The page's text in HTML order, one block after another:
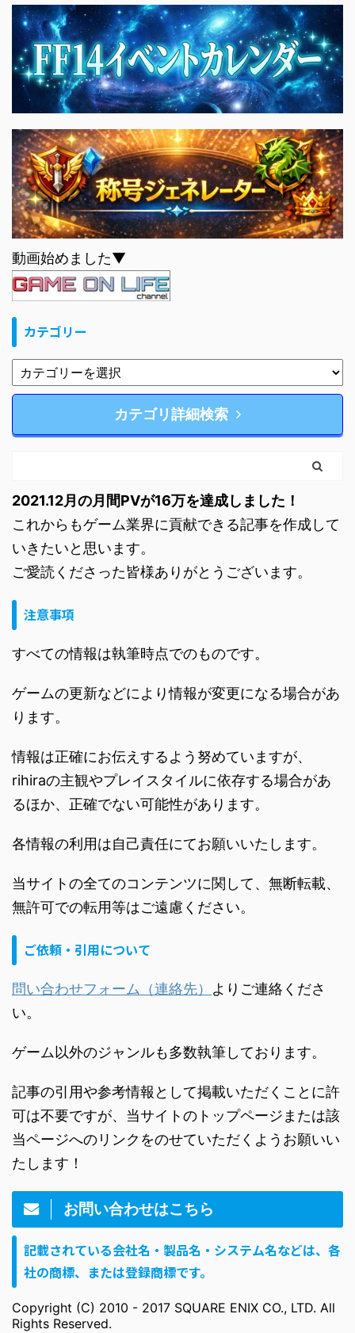
動画始めました▼
カテゴリー
カテゴリ詳細検索
2021.12月の月間PVが16万を達成しました！
これからもゲーム業界に貢献できる記事を作成して
いきたいと思います。
ご愛読くださった皆様ありがとうございます。
注意事項
すべての情報は執筆時点でのものです。
ゲームの更新などにより情報が変更になる場合があ
ります。
情報は正確にお伝えするよう努めていますが、
rihiraの主観やプレイスタイルに依存する場合があ
るほか、正確でない可能性があります。
各情報の利用は自己責任にてお願いいたします。
当サイトの全てのコンテンツに関して、無断転載、
無許可での転用等はご遠慮ください。
ご依頼・引用について
問い合わせフォーム（連絡先） よりご連絡くださ
い。
ゲーム以外のジャンルも多数執筆しております。
記事の引用や参考情報として掲載いただくことに許
可は不要ですが、当サイトのトップページまたは該
当ページへのリンクをのせていただくようお願いい
たします！
お問い合わせはこちら
記載されている会社名・製品名・システム名などは、各
社の商標、または登録商標です。
Copyright (C) 2010 - 2017 SQUARE ENIX CO., LTD. All
Rights Reserved.